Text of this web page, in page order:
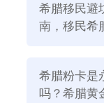
希腊拥有一些优
希腊移民避
南，移民希
希腊粉卡是
吗？希腊黄